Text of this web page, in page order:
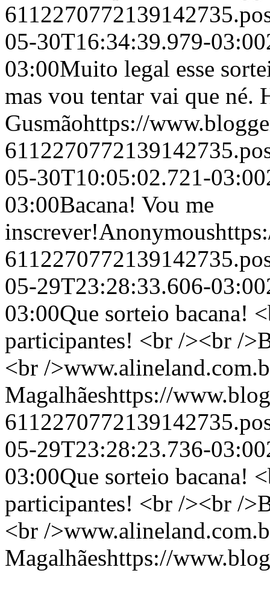
05-30T16:34:39.979-03:00
03:00Muito legal esse
mas vou tentar vai que né.
Gusmãohttps://
05-30T10:05:02.721-03:00
03:00Bacana! Vou me
inscrever!Anonymous
05-29T23:28:33.606-03:00
03:00Que sorteio bacana!
participantes! <br /><br /
<br /
Magalhãeshttps://
05-29T23:28:23.736-03:00
03:00Que sorteio bacana!
participantes! <br /><br /
<br /
Magalhãeshttps://